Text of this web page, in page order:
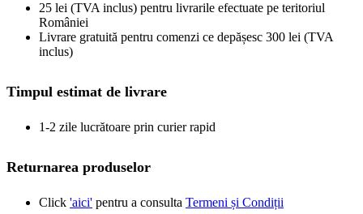
25 lei (TVA inclus) pentru livrarile efectuate pe teritoriul
României
Livrare gratuită pentru comenzi ce depășesc 300 lei (TVA
inclus)
Timpul estimat de livrare
1-2 zile lucrătoare prin curier rapid
Returnarea produselor
Click 'aici' pentru a consulta Termeni și Condiții